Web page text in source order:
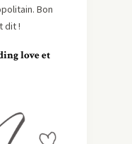
Bon
dit !
love et